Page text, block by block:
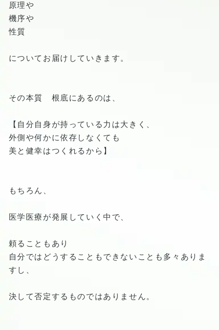
原理や
機序や
性質
についてお届けしていきます。
その本質 根底にあるのは、
【自分自身が持っている力は大きく、
外側や何かに依存しなくても
美と健幸はつくれるから】
もちろん、
医学医療が発展していく中で、
頼ることもあり
自分ではどうすることもできないことも多々ありま
すし、
決して否定するものではありません。